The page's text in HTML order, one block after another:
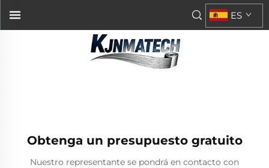
ES
Obtenga un presupuesto gratuito
Nuestro representante se pondrá en contacto con